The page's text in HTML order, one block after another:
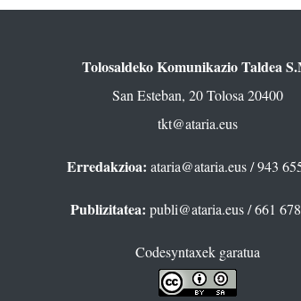
Tolosaldeko Komunikazio Taldea
San Esteban, 20 Tolosa 20400
tkt@ataria.eus
Erredakzioa: ataria@ataria.eus/ 943
Publizitatea: publi@ataria.eus/ 661
Codesyntaxek garatua